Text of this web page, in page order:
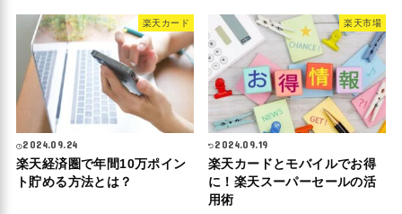
楽天カード
2024.09.24
楽天経済圏で年間10万ポイン
ト貯める方法とは？
楽天市場
2024.09.19
楽天カードとモバイルでお得
に！楽天スーパーセールの活
用術